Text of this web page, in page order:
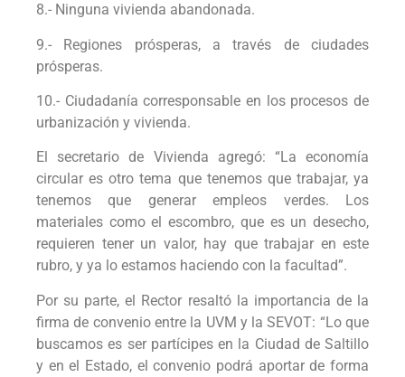
8.- Ninguna vivienda abandonada.
9.- Regiones prósperas, a través de ciudades
prósperas.
10.- Ciudadanía corresponsable en los procesos de
urbanización y vivienda.
El secretario de Vivienda agregó: “La economía
circular es otro tema que tenemos que trabajar, ya
tenemos que generar empleos verdes. Los
materiales como el escombro, que es un desecho,
requieren tener un valor, hay que trabajar en este
rubro, y ya lo estamos haciendo con la facultad”.
Por su parte, el Rector resaltó la importancia de la
firma de convenio entre la UVM y la SEVOT: “Lo que
buscamos es ser partícipes en la Ciudad de Saltillo
y en el Estado, el convenio podrá aportar de forma